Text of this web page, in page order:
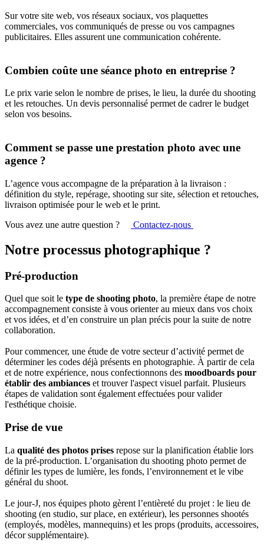
Sur votre site web, vos réseaux sociaux, vos plaquettes
commerciales, vos communiqués de presse ou vos campagnes
publicitaires. Elles assurent une communication cohérente.
Combien coûte une séance photo en entreprise ?
Le prix varie selon le nombre de prises, le lieu, la durée du shooting
et les retouches. Un devis personnalisé permet de cadrer le budget
selon vos besoins.
Comment se passe une prestation photo avec une
agence ?
L’agence vous accompagne de la préparation à la livraison :
définition du style, repérage, shooting sur site, sélection et retouches,
livraison optimisée pour le web et le print.
Vous avez une autre question ?
Contactez-nous
Notre processus photographique ?
Pré-production
Quel que soit le type de shooting photo, la première étape de notre
accompagnement consiste à vous orienter au mieux dans vos choix
et vos idées, et d’en construire un plan précis pour la suite de notre
collaboration.
Pour commencer, une étude de votre secteur d’activité permet de
déterminer les codes déjà présents en photographie. À partir de cela
et de notre expérience, nous confectionnons des moodboards pour
établir des ambiances et trouver l'aspect visuel parfait. Plusieurs
étapes de validation sont également effectuées pour valider
l'esthétique choisie.
Prise de vue
La qualité des photos prises repose sur la planification établie lors
de la pré-production. L’organisation du shooting photo permet de
définir les types de lumière, les fonds, l’environnement et le vibe
général du shoot.
Le jour-J, nos équipes photo gèrent l’entièreté du projet : le lieu de
shooting (en studio, sur place, en extérieur), les personnes shootés
(employés, modèles, mannequins) et les props (produits, accessoires,
décor supplémentaire).